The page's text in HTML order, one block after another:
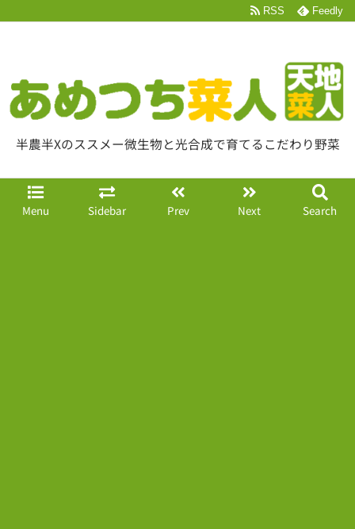
半農半Xのススメー微生物と光合成で育てるこだわり野菜
Menu Sidebar Prev Next Search
RSS Feedly